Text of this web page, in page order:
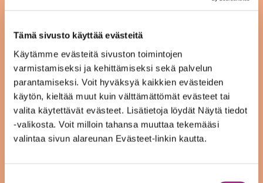
Tämä sivusto käyttää evästeitä
Käytämme evästeitä sivuston toimintojen
varmistamiseksi ja kehittämiseksi sekä palvelun
parantamiseksi. Voit hyväksyä kaikkien evästeiden
käytön, kieltää muut kuin välttämättömät evästeet tai
valita käytettävät evästeet. Lisätietoja löydät Näytä tiedot
-valikosta. Voit milloin tahansa muuttaa tekemääsi
valintaa sivun alareunan Evästeet-linkin kautta.
syyskuu 2022
heinäkuu 2022
kesäkuu 2022
toukokuu 2022
tammikuu 2022